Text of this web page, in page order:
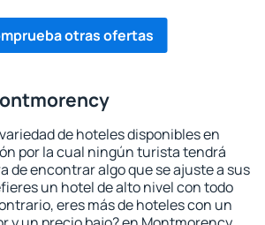
otras ofertas
de hoteles disponibles en
por la cual ningún turista tendrá
de encontrar algo que se ajuste a sus
un hotel de alto nivel con todo
eres más de hoteles con un